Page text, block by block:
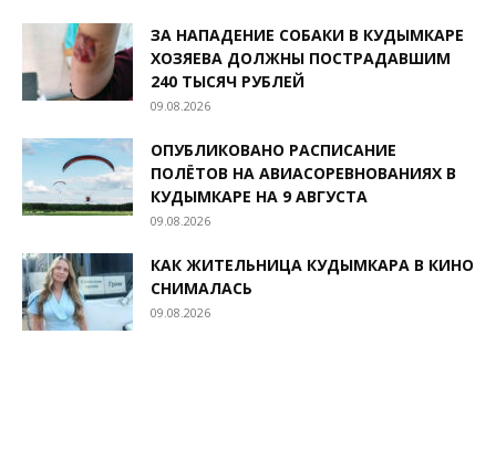
ЗА НАПАДЕНИЕ СОБАКИ В КУДЫМКАРЕ
ХОЗЯЕВА ДОЛЖНЫ ПОСТРАДАВШИМ
240 ТЫСЯЧ РУБЛЕЙ
09.08.2026
ОПУБЛИКОВАНО РАСПИСАНИЕ
ПОЛЁТОВ НА АВИАСОРЕВНОВАНИЯХ В
КУДЫМКАРЕ НА 9 АВГУСТА
09.08.2026
КАК ЖИТЕЛЬНИЦА КУДЫМКАРА В КИНО
СНИМАЛАСЬ
09.08.2026